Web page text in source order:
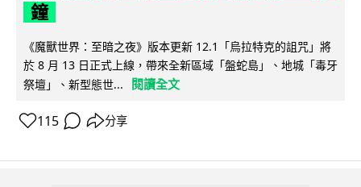
鐘
《魔獸世界：至暗之夜》版本更新 12.1「烏拉特克的詛咒」將
於 8 月 13 日正式上線，帶來全新區域「盤蛇島」、地城「毒牙
祭壇」、新型態世...
閱讀全文
115 分享